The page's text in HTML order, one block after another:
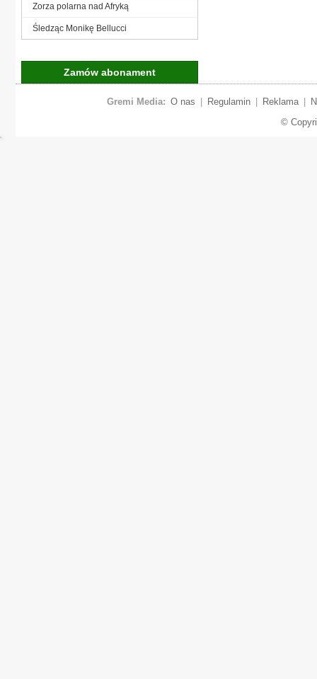
Zorza polarna nad Afryką
Śledząc Monikę Bellucci
Zamów abonament
Gremi Media: O nas Regulamin Reklama
©